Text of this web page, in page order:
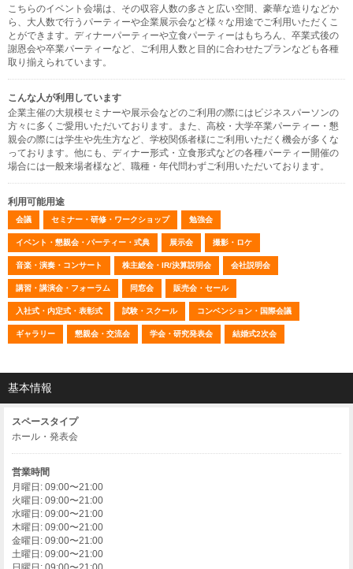
こちらのイベント会場は、その収容人数の多さと広い空間、豪華な造りなどか
ら、大人数で行うパーティーや企業展示会など様々な用途でご利用いただくこ
とができます。ディナーパーティーや立食パーティーはもちろん、卒業式後の
謝恩会や卒業パーティーなど、ご利用人数と目的に合わせたプランなども各種
取り揃えられています。
こんな人が利用しています
企業主催の大規模セミナーや展示会などのご利用の際にはビジネスパーソンの
方々に多くご愛用いただいております。また、高校・大学卒業パーティー・懇
親会の際には学生や先生方など、学校関係者様にご利用いただく機会が多くな
っております。他にも、ディナー形式・立食形式などの各種パーティー開催の
場合には一般来場者様など、職種・年代問わずご利用いただいております。
利用可能用途
会議 セミナー・研修・ワークショップ 勉強会
イベント・懇親会・パーティー・式典 展示会 撮影・ロケ
音楽・演奏・コンサート 株主総会・IR/決算説明会 会社説明会
講習・講演会・フォーラム 同窓会 販売会・セール
入社式・内定式・表彰式 試験・スクール コンベンション・国際会議
ギャラリー 懇親会・交流会 学会・研究発表会 結婚式2次会
基本情報
スペースタイプ
ホール・発表会
営業時間
月曜日: 09:00〜21:00
火曜日: 09:00〜21:00
水曜日: 09:00〜21:00
木曜日: 09:00〜21:00
金曜日: 09:00〜21:00
土曜日: 09:00〜21:00